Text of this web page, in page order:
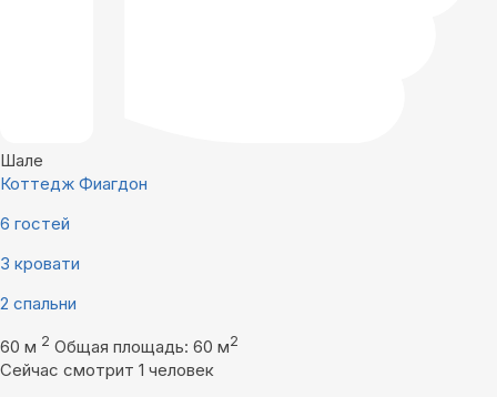
Шале
Коттедж Фиагдон
6 гостей
3 кровати
2 спальни
60 м 2 Общая площадь: 60 м2
Сейчас смотрит 1 человек